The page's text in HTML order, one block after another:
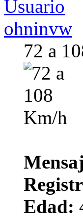
ohninvw
72 a
Edad: